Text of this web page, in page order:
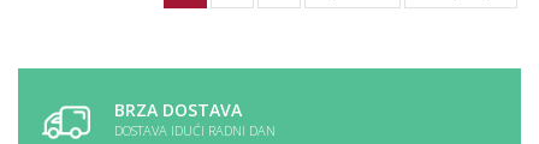
BRZA DOSTAVA
DOSTAVA IDUĆI RADNI DAN